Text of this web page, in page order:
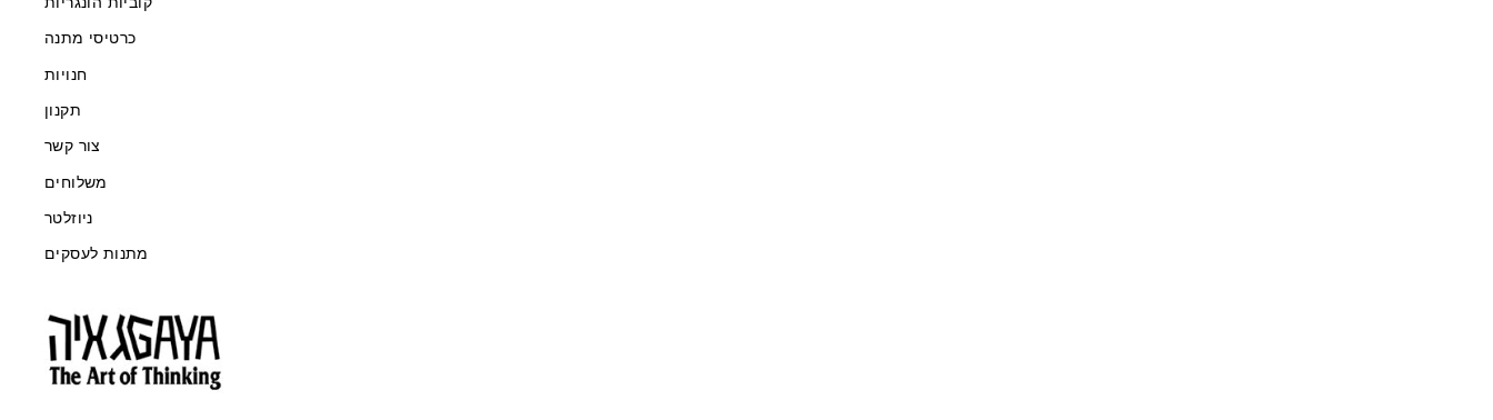
כרטיסי מתנה
חנויות
תקנון
צור קשר
משלוחים
ניוזלטר
מתנות לעסקים